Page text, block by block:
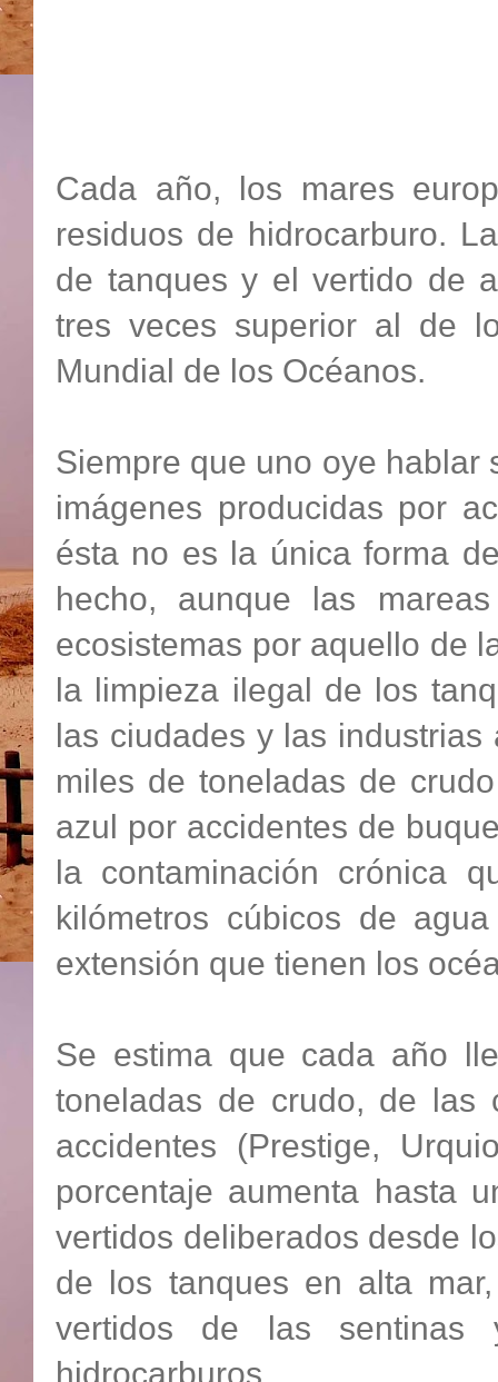
Cada año, los mares
residuos de hidrocarburo.
de tanques y el vertido de
tres veces superior al de
Mundial de los Océanos.
Siempre que uno oye hablar
imágenes producidas por
ésta no es la única forma
hecho, aunque las
ecosistemas por aquello de
la limpieza ilegal de los
las ciudades y las
miles de toneladas de
azul por accidentes de
la contaminación crónica
kilómetros cúbicos de
extensión que tienen los
Se estima que cada año
toneladas de crudo, de las
accidentes (Prestige,
porcentaje aumenta hasta
vertidos deliberados desde
de los tanques en alta
vertidos de las sentinas
hidrocarburos.